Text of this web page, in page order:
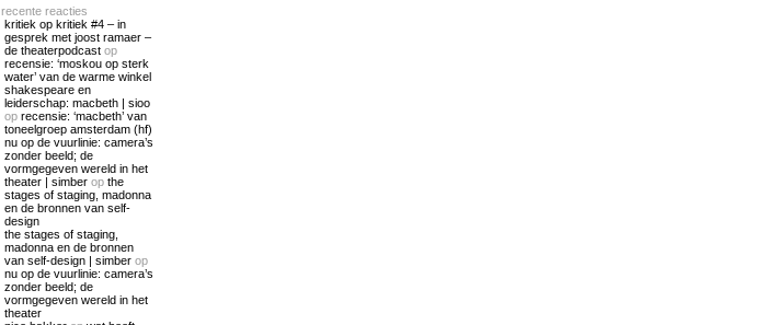
recente reacties
kritiek op kritiek #4 – in
gesprek met joost ramaer –
de theaterpodcast op
recensie: ‘moskou op sterk
water’ van de warme winkel
shakespeare en
leiderschap: macbeth | sioo
op recensie: ‘macbeth’ van
toneelgroep amsterdam (hf)
nu op de vuurlinie: camera’s
zonder beeld; de
vormgegeven wereld in het
theater | simber op the
stages of staging, madonna
en de bronnen van self-
design
the stages of staging,
madonna en de bronnen
van self-design | simber op
nu op de vuurlinie: camera’s
zonder beeld; de
vormgegeven wereld in het
theater